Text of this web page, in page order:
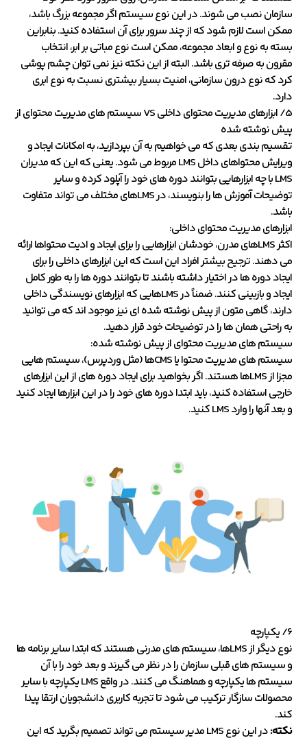
سازمان نصب می شوند. در این نوع سیستم اگر مجموعه بزرگ باشد،
ممکن است لازم شود که از چند سرور برای آن استفاده کنید. بنابراین
بسته به نوع و ابعاد مجموعه، ممکن است نوع مباتی بر ابر، انتخاب
مقرون به صرفه تری باشد. البته از این نکته نیز نمی توان چشم پوشی
کرد که نوع درون سازمانی، امنیت بسیار بیشتری نسبت به نوع ابری
دارد.
5/ ابزارهای مدیریت محتوای داخلی VS سیستم های مدیریت محتوای از
پیش نوشته شده
تقسیم بندی بعدی که می خواهیم به آن بپردازید، به امکانات ایجاد و
ویرایش محتواهای داخل LMS مربوط می شود. یعنی که این که مدیران
LMS با چه ابزارهایی بتوانند دوره های خود را آپلود کرده و سایر
توضیحات آموزش ها را بنویسند، در LMSهای مختلف می تواند متفاوت
باشد.
ابزارهای مدیریت محتوای داخلی:
اکثر LMSهای مدرن، خودشان ابزارهایی را برای ایجاد و ادیت محتواها ارائه
می دهند. ترجیح بیشتر افراد این است که این ابزارهای داخلی را برای
ایجاد دوره ها در اختیار داشته باشند تا بتوانند دوره ها را به طور کامل
ایجاد و بازبینی کنند. ضمناً در LMSهایی که ابزارهای نویسندگی داخلی
دارند، گاهی متون از پیش نوشته شده ای نیز موجود اند که می توانید
به راحتی همان ها را در توضیحات خود قرار دهید.
سیستم های مدیریت محتوای از پیش نوشته شده:
سیستم های مدیریت محتوا یا CMSها (مثل وردپرس)، سیستم هایی
مجزا از LMSها هستند. اگر بخواهید برای ایجاد دوره های از این ابزارهای
خارجی استفاده کنید، باید ابتدا دوره های خود را در این ابزارها ایجاد کنید
و بعد آنها را وارد LMS کنید.
6/ یکپارچه
نوع دیگر از LMSها، سیستم های مدرنی هستند که ابتدا سایر برنامه ها
و سیستم های قبلی سازمان را در نظر می گیرند و بعد خود را با آن
سیستم ها یکپارچه و هماهنگ می کنند. در واقع LMS یکپارچه با سایر
محصولات سازگار ترکیب می شود تا تجربه کاربری دانشجویان ارتقا پیدا
کند.
نکته:
در این نوع LMS مدیر سیستم می تواند تصمیم بگرید که این